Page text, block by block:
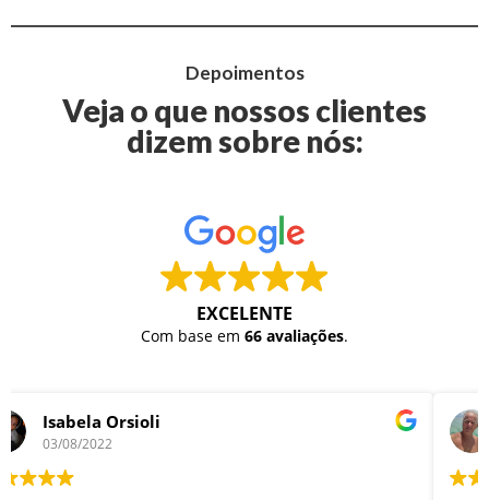
Depoimentos
Veja o que nossos clientes
dizem sobre nós:
EXCELENTE
Com base em 66 avaliações.